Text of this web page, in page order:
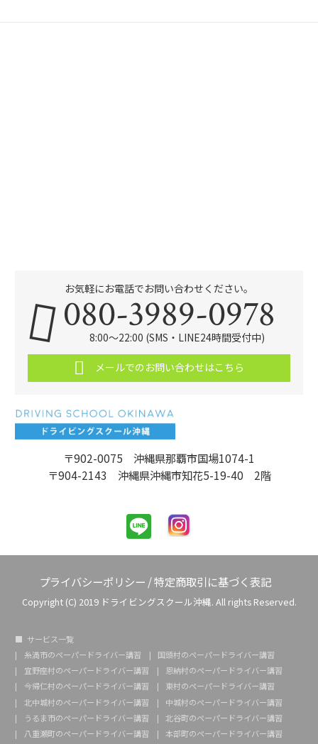
〒902-0075 沖縄県那覇市国場1074-1
〒904-2143 沖縄県沖縄市知花5-19-40 2階
お気軽にお電話でお問い合わせください。
080-3989-0978
8:00～22:00 (SMS・LINE24時間受付中)
メールでのお問い合わせはこちら
プライバシーポリシー /特定商取引に基づく表記
Copyright (C) 2019 ドライビングスクール沖縄. All rights Reserved.
サービス一覧
糸満市のペーパードライバー講習
国頭村のペーパードライバー講習
宜野座村のペーパードライバー講習
恩納村のペーパードライバー講習
今帰仁村のペーパードライバー講習
東村のペーパードライバー講習
北中城村のペーパードライバー講習
中城村のペーパードライバー講習
うるま市のペーパードライバー講習
北谷町のペーパードライバー講習
八重瀬町のペーパードライバー講習
本部町のペーパードライバー講習